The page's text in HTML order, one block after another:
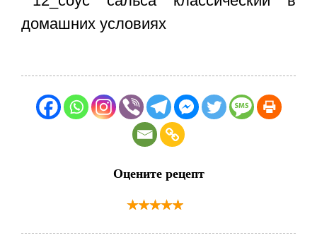
Оцените рецепт